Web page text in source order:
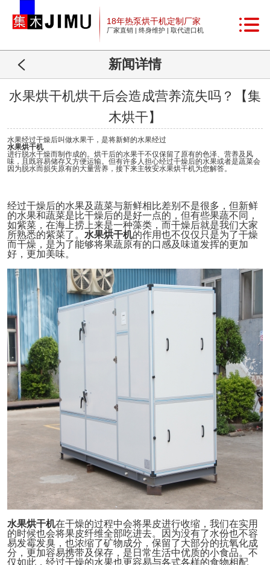
18年热泵烘干机定制厂家
厂家直销 | 终身维护 | 取代进口机
新闻详情
水果烘干机烘干后会造成营养流失吗？【集
木烘干】
水果经过干燥后叫做水果干，是将新鲜的水果经过
水果烘干机
进行脱水干燥而制作成的。烘干后的水果干不仅保留了原有的色泽、营养及风
味，且既容易储存又方便运输。但有许多人担心经过干燥后的水果或者是蔬菜会
因为脱水而损失原有的大量营养，接下来主牧安水果烘干机为您解答。
经过干燥后的水果及蔬菜与新鲜相比差别不是很多，但新鲜
的水果和蔬菜是比干燥后的是好一点的，但有些果蔬不同，
如紫菜，在海上捞上来是一种藻类，而干燥后就是我们大家
所熟悉的紫菜了。 水果烘干机的作用也不仅仅只是为了干燥
而干燥，是为了能够将果蔬原有的口感及味道发挥的更加
好，更加美味。
水果烘干机在干燥的过程中会将果皮进行收缩，我们在实用
的时候也会将果皮纤维全部吃进去。因为没有了水份也不容
易发霉发臭，也浓缩了矿物成分，保留了大部分的抗氧化成
分，更加容易携带及保存，是日常生活中优质的小食品。不
仅如此，经过干燥的水果也更容易与各式各样的食物相配